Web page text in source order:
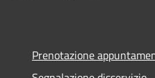
Prenotazione